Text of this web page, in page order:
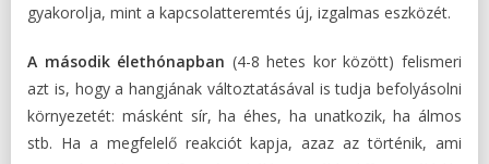
gyakorolja, mint a kapcsolatteremtés új, izgalmas eszközét.
A második élethónapban (4-8 hetes kor között) felismeri
azt is, hogy a hangjának változtatásával is tudja befolyásolni
környezetét: másként sír, ha éhes, ha unatkozik, ha álmos
stb. Ha a megfelelő reakciót kapja, azaz az történik, ami